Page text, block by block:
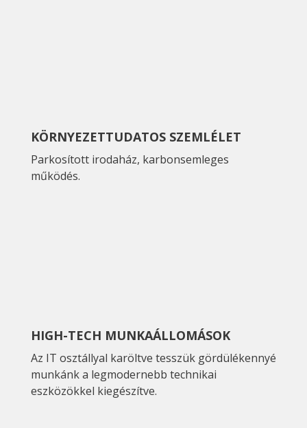
KÖRNYEZETTUDATOS SZEMLÉLET
Parkosított irodaház, karbonsemleges
működés.
HIGH-TECH MUNKAÁLLOMÁSOK
Az IT osztállyal karöltve tesszük gördülékennyé
munkánk a legmodernebb technikai
eszközökkel kiegészítve.